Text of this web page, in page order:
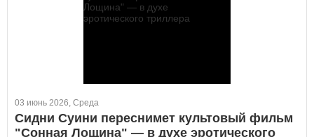
03 июнь 2026, Среда
Сидни Суини переснимет культовый фильм
"Сонная Лощина" — в духе эротического